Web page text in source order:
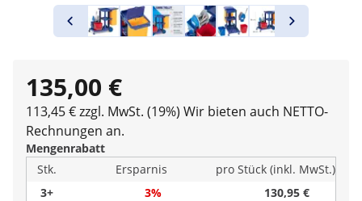
135,00 €
113,45 € zzgl. MwSt. (19%) Wir bieten auch NETTO-
Rechnungen an.
Mengenrabatt
Stk.
Ersparnis
pro Stück (inkl. MwSt.)
3+
3%
130,95 €